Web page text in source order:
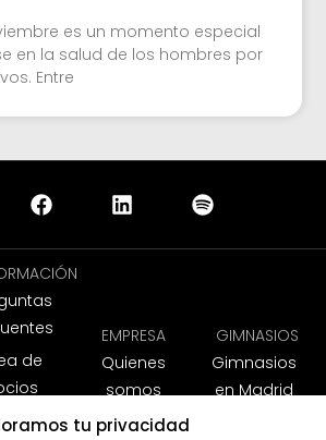
tu privacidad
es un momento especial
en la salud de los hombres por
Entre
de
EMPRESA
Quienes
somos
Trabaja
GIMNASIOS
Gimnasios
en Madrid